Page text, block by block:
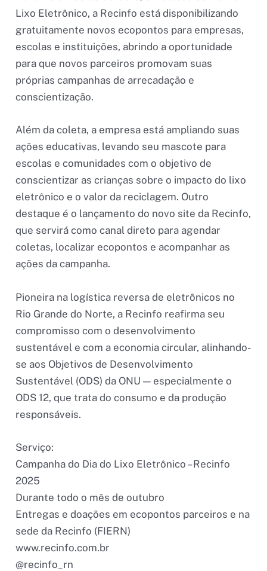
Lixo Eletrônico, a Recinfo está disponibilizando
gratuitamente novos ecopontos para empresas,
escolas e instituições, abrindo a oportunidade
para que novos parceiros promovam suas
próprias campanhas de arrecadação e
conscientização.
Além da coleta, a empresa está ampliando suas
ações educativas, levando seu mascote para
escolas e comunidades com o objetivo de
conscientizar as crianças sobre o impacto do lixo
eletrônico e o valor da reciclagem. Outro
destaque é o lançamento do novo site da Recinfo,
que servirá como canal direto para agendar
coletas, localizar ecopontos e acompanhar as
ações da campanha.
Pioneira na logística reversa de eletrônicos no
Rio Grande do Norte, a Recinfo reafirma seu
compromisso com o desenvolvimento
sustentável e com a economia circular, alinhando-
se aos Objetivos de Desenvolvimento
Sustentável (ODS) da ONU — especialmente o
ODS 12, que trata do consumo e da produção
responsáveis.
Serviço:
Campanha do Dia do Lixo Eletrônico – Recinfo
2025
Durante todo o mês de outubro
Entregas e doações em ecopontos parceiros e na
sede da Recinfo (FIERN)
www.recinfo.com.br
@recinfo_rn